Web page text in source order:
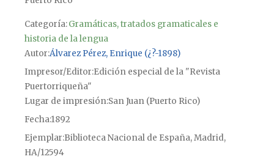
Categoría:Gramáticas, tratados gramaticales e
historia de la lengua
Autor Álvarez Pérez, Enrique (¿?-1898)
Impresor/Editor Edición especial de la "Revista
Puertorriqueña"
Lugar de impresiónSan Juan (Puerto Rico)
Fecha1892
Ejemplar Biblioteca Nacional de España, Madrid,
HA/12594